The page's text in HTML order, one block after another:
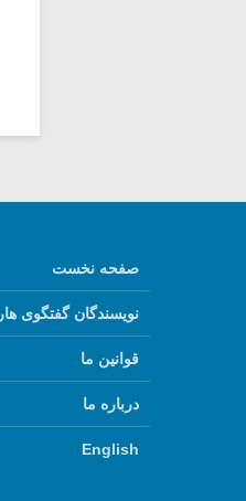
صفحه نخست
نویسندگان گفتگوی
قوانین ما
درباره ما
English